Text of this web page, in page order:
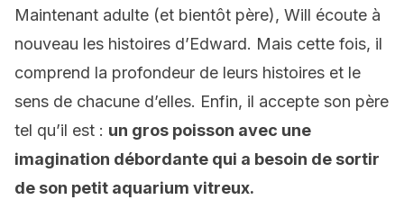
Maintenant adulte (et bientôt père), Will écoute à
nouveau les histoires d’Edward. Mais cette fois, il
comprend la profondeur de leurs histoires et le
sens de chacune d’elles. Enfin, il accepte son père
tel qu’il est : un gros poisson avec une
imagination débordante qui a besoin de sortir
de son petit aquarium vitreux.